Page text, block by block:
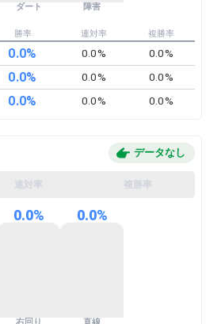
ダート 障害
勝率 連対率 複勝率
0.0% 0.0% 0.0%
0.0% 0.0% 0.0%
0.0% 0.0% 0.0%
データなし
連対率 複勝率
右回り
0.0%
直線
0.0%